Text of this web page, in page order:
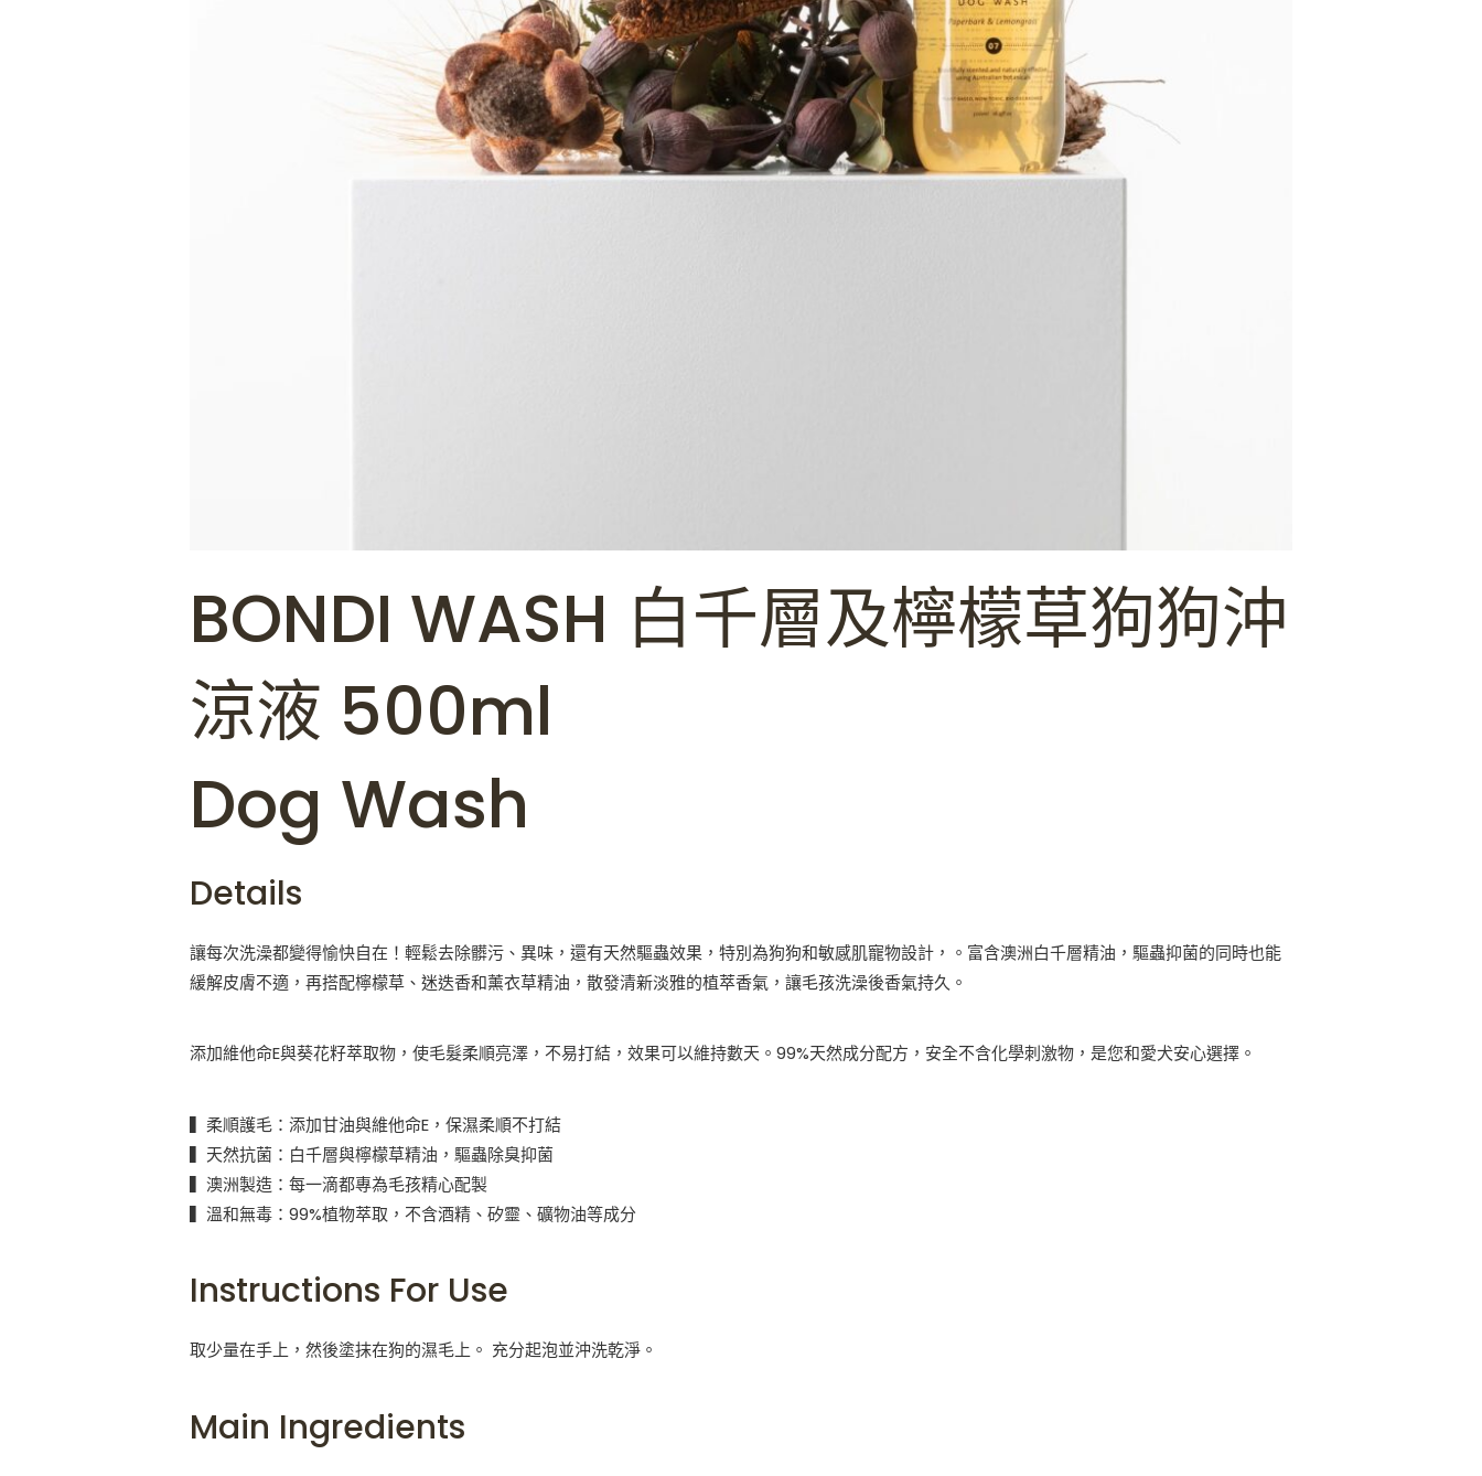
BONDI WASH 白千層及檸檬草狗狗沖
涼液 500ml
Dog Wash
Details
讓每次洗澡都變得愉快自在！輕鬆去除髒污、異味，還有天然驅蟲效果，特別為狗狗和敏感肌寵物設計，。富含澳洲白千層精油，驅蟲抑菌的同時也能
緩解皮膚不適，再搭配檸檬草、迷迭香和薰衣草精油，散發清新淡雅的植萃香氣，讓毛孩洗澡後香氣持久。
添加維他命E與葵花籽萃取物，使毛髮柔順亮澤，不易打結，效果可以維持數天。99%天然成分配方，安全不含化學刺激物，是您和愛犬安心選擇。
▍柔順護毛：添加甘油與維他命E，保濕柔順不打結
▍天然抗菌：白千層與檸檬草精油，驅蟲除臭抑菌
▍澳洲製造：每一滴都專為毛孩精心配製
▍溫和無毒：99%植物萃取，不含酒精、矽靈、礦物油等成分
Instructions For Use
取少量在手上，然後塗抹在狗的濕毛上。 充分起泡並沖洗乾淨。
Main Ingredients